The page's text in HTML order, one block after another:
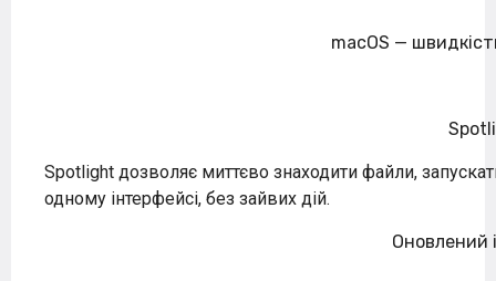
macOS —
Spotlight дозволяє миттєво знаходити файли,
одному інтерфейсі, без зайвих дій.
Оновлений